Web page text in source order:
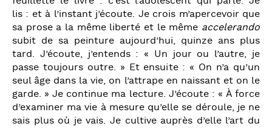
lis : et à l’instant j’écoute. Je crois m’apercevoir que
sa prose a la même liberté et le même accelerando
subit de sa peinture aujourd’hui, quinze ans plus
tard. J’écoute, j’entends : « Un jour ou l’autre, je
passe toujours outre. » Et ensuite : « On n’a qu’un
seul âge dans la vie, on l’attrape en naissant et on le
garde. » Je continue ma lecture. J’écoute : « À force
d’examiner ma vie à mesure qu’elle se déroule, je ne
sais plus où je vais. Je cultive auprès d’elle l’art du